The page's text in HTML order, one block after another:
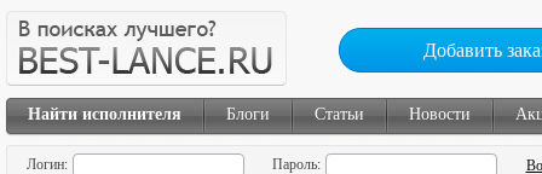
Добавить
Найти исполнителя Блоги Статьи Новости
Логин:
Пароль: